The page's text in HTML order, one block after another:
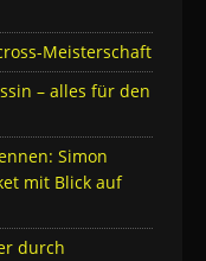
Meisterschaft
– alles für den
Simon
mit Blick auf
durch